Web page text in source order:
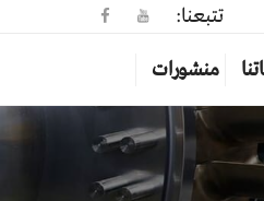
تتبعنا:
منشورات